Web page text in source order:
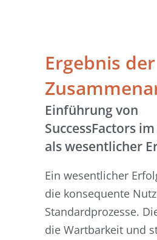
Ergebnis der
Einführung von
SuccessFactors
als wesentlicher
Ein wesentlicher
die konsequente
Standardprozesse.
die Wartbarkeit und